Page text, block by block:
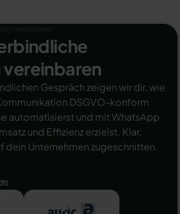
vereinbaren
Gespräch zeigen wir dir, wie
DSGVO-konform
automatisierst und mit WhatsApp
und Effizienz erzielst. Klar,
dein Unternehmen zugeschnitten.